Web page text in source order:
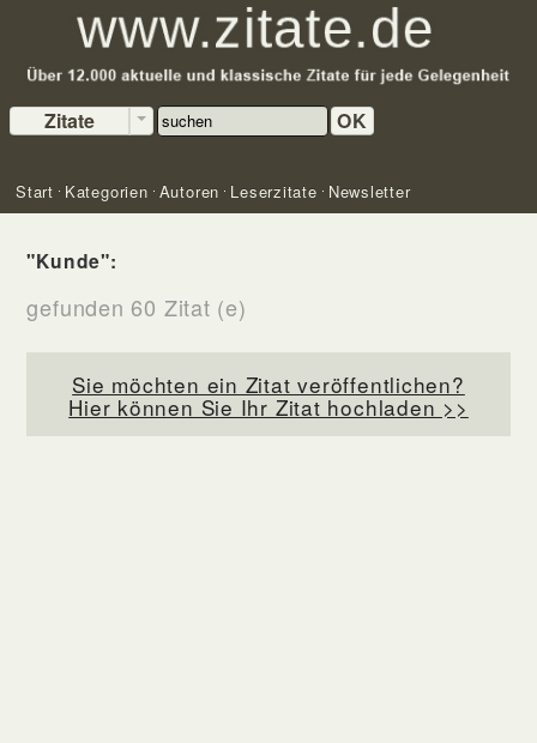
Zitate OK
Start Kategorien Autoren Leserzitate Newsletter
"Kunde":
gefunden 60 Zitat (e)
Sie möchten ein Zitat veröffentlichen?
Hier können Sie Ihr Zitat hochladen >>